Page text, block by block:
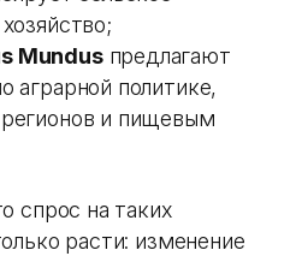
Mundusпредлагают
аграрной политике,
и пищевым
спрос на таких
расти: изменение